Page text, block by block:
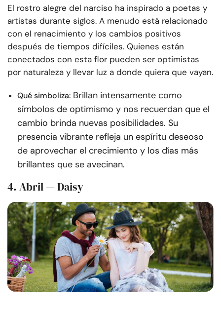
El rostro alegre del narciso ha inspirado a poetas y
artistas durante siglos. A menudo está relacionado
con el renacimiento y los cambios positivos
después de tiempos difíciles. Quienes están
conectados con esta flor pueden ser optimistas
por naturaleza y llevar luz a donde quiera que vayan.
Qué simboliza: Brillan intensamente como
símbolos de optimismo y nos recuerdan que el
cambio brinda nuevas posibilidades. Su
presencia vibrante refleja un espíritu deseoso
de aprovechar el crecimiento y los días más
brillantes que se avecinan.
4. Abril — Daisy